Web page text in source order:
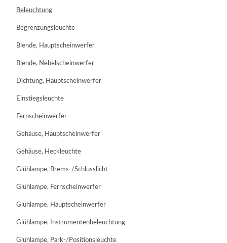
Beleuchtung
Begrenzungsleuchte
Blende, Hauptscheinwerfer
Blende, Nebelscheinwerfer
Dichtung, Hauptscheinwerfer
Einstiegsleuchte
Fernscheinwerfer
Gehäuse, Hauptscheinwerfer
Gehäuse, Heckleuchte
Glühlampe, Brems-/Schlusslicht
Glühlampe, Fernscheinwerfer
Glühlampe, Hauptscheinwerfer
Glühlampe, Instrumentenbeleuchtung
Glühlampe, Park-/Positionsleuchte